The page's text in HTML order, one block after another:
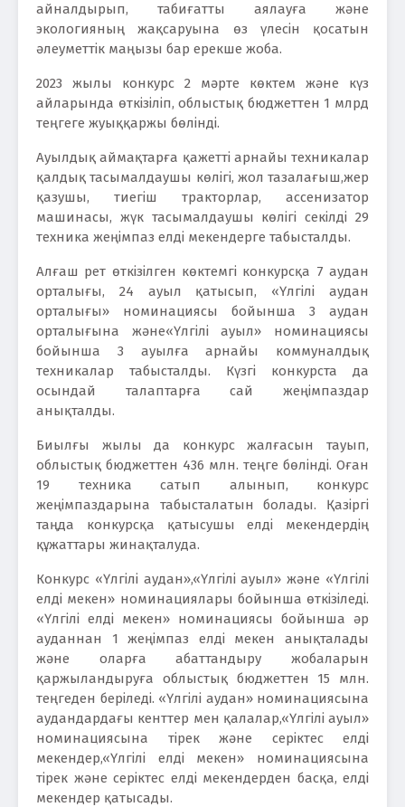
айналдырып, табиғатты аялауға және
экологияның жақсаруына өз үлесін қосатын
әлеуметтік маңызы бар ерекше жоба.
2023 жылы конкурс 2 мәрте көктем және күз
айларында өткізіліп, облыстық бюджеттен 1 млрд
теңгеге жуыққаржы бөлінді.
Ауылдық аймақтарға қажетті арнайы техникалар
қалдық тасымалдаушы көлігі, жол тазалағыш,жер
қазушы, тиегіш тракторлар, ассенизатор
машинасы, жүк тасымалдаушы көлігі секілді 29
техника жеңімпаз елді мекендерге табысталды.
Алғаш рет өткізілген көктемгі конкурсқа 7 аудан
орталығы, 24 ауыл қатысып, «Үлгілі аудан
орталығы» номинациясы бойынша 3 аудан
орталығына және«Үлгілі ауыл» номинациясы
бойынша 3 ауылға арнайы коммуналдық
техникалар табысталды. Күзгі конкурста да
осындай талаптарға сай жеңімпаздар
анықталды.
Биылғы жылы да конкурс жалғасын тауып,
облыстық бюджеттен 436 млн. теңге бөлінді. Оған
19 техника сатып алынып, конкурс
жеңімпаздарына табысталатын болады. Қазіргі
таңда конкурсқа қатысушы елді мекендердің
құжаттары жинақталуда.
Конкурс «Үлгілі аудан»,«Үлгілі ауыл» және «Үлгілі
елді мекен» номинациялары бойынша өткізіледі.
«Үлгілі елді мекен» номинациясы бойынша әр
ауданнан 1 жеңімпаз елді мекен анықталады
және оларға абаттандыру жобаларын
қаржыландыруға облыстық бюджеттен 15 млн.
теңгеден беріледі. «Үлгілі аудан» номинациясына
аудандардағы кенттер мен қалалар,«Үлгілі ауыл»
номинациясына тірек және серіктес елді
мекендер,«Үлгілі елді мекен» номинациясына
тірек және серіктес елді мекендерден басқа, елді
мекендер қатысады.